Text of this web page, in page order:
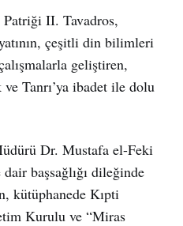
II. Tavadros,
çeşitli din bilimleri
geliştiren,
Tanrı’ya ibadet ile dolu
Dr. Mustafa el-Feki
başsağlığı dileğinde
kütüphanede Kıpti
Kurulu ve “Miras